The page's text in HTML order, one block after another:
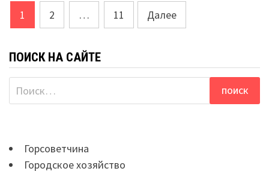
Навигация
по
записям
1 2 … 11 Далее
ПОИСК НА САЙТЕ
Найти:
Горсоветчина
Городское хозяйство